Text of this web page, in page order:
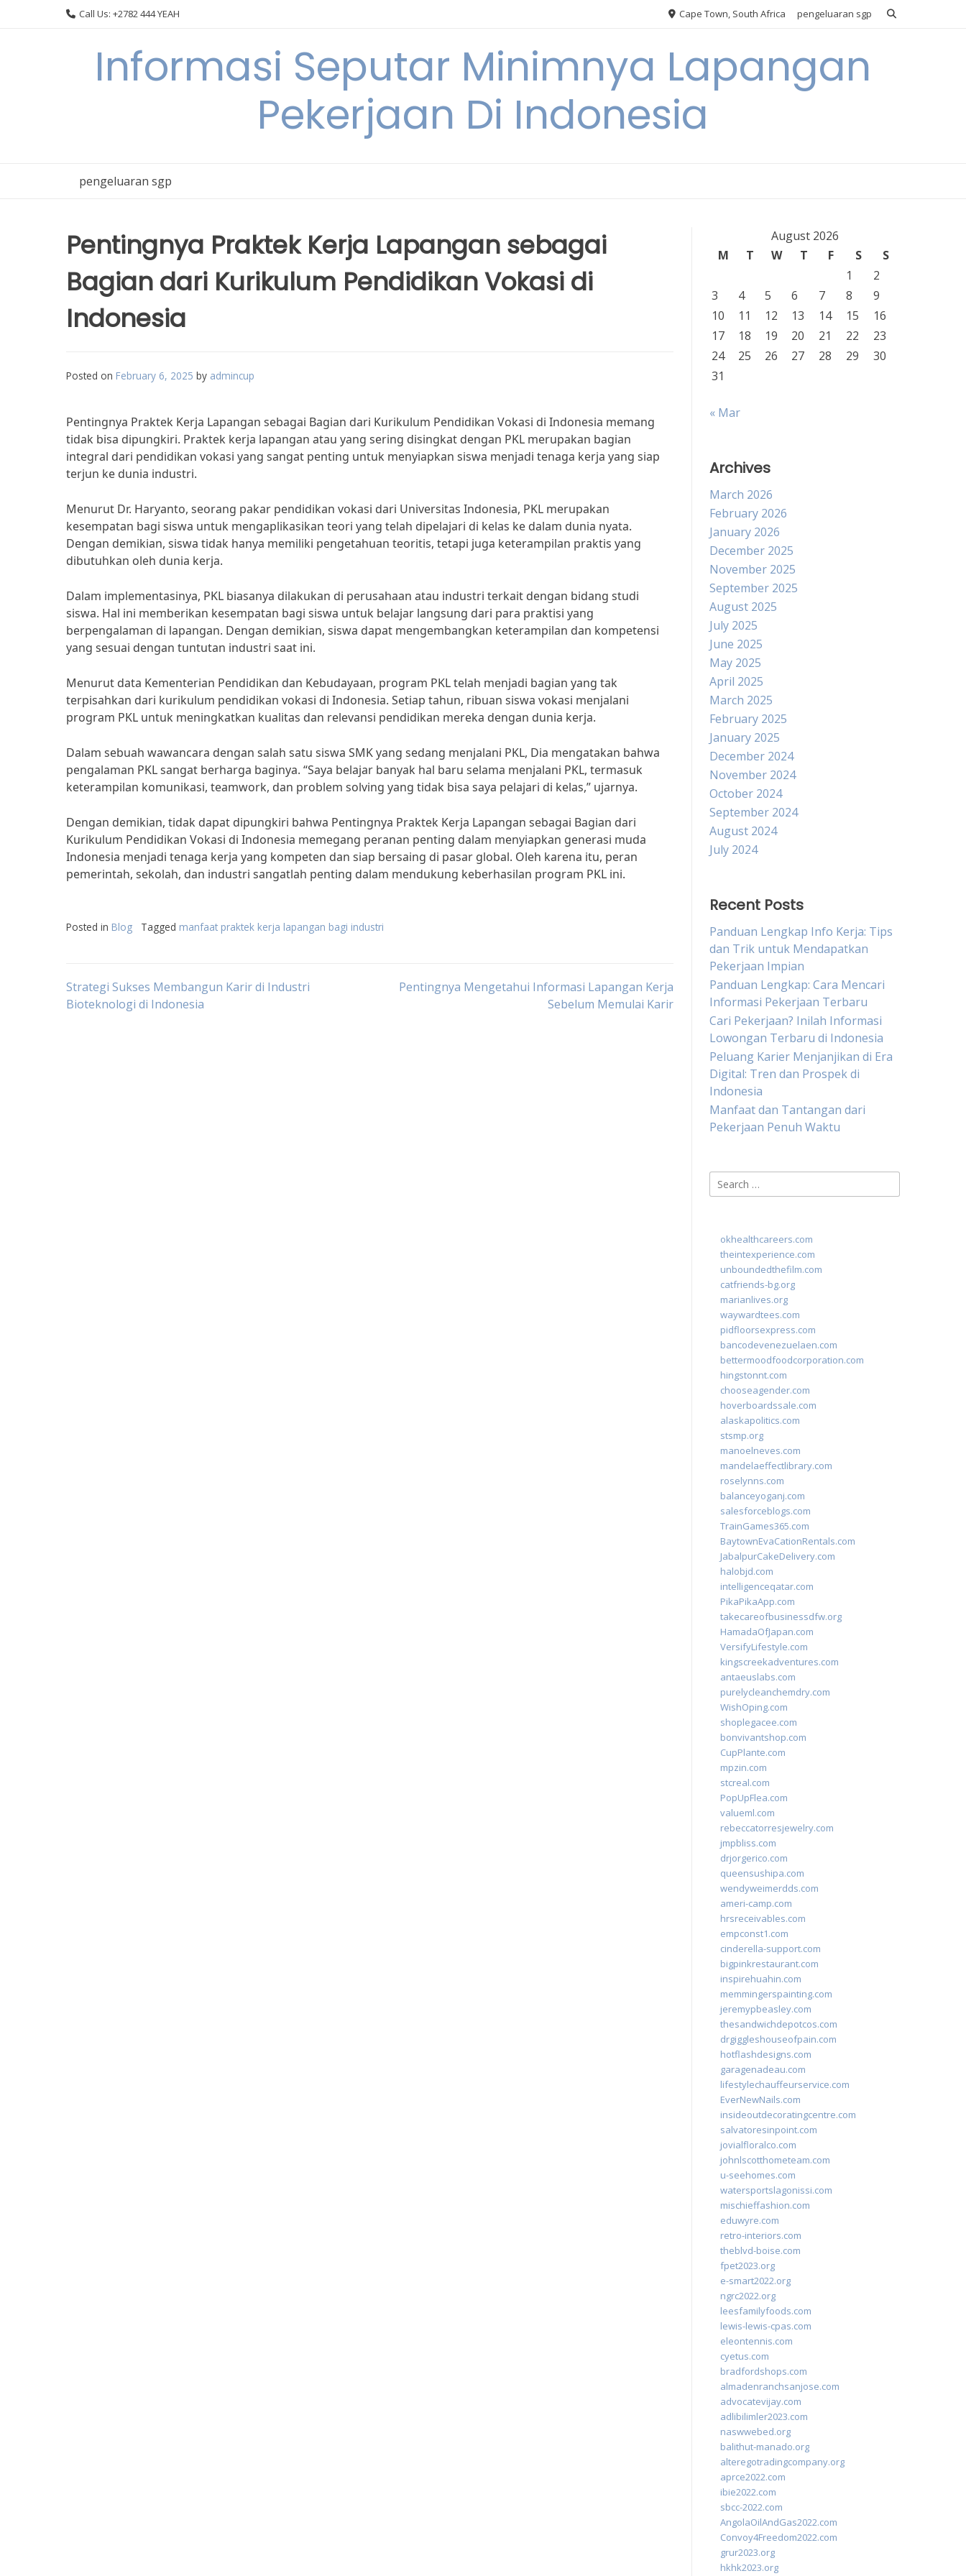
Call Us: +2782 444 YEAH Cape Town, South Africa pengeluaran sgp
Informasi Seputar Minimnya Lapangan
Pekerjaan Di Indonesia
pengeluaran sgp
Pentingnya Praktek Kerja Lapangan sebagai
Bagian dari Kurikulum Pendidikan Vokasi di
Indonesia
Posted on February 6, 2025 by admincup
Pentingnya Praktek Kerja Lapangan sebagai Bagian dari Kurikulum Pendidikan Vokasi di Indonesia memang
tidak bisa dipungkiri. Praktek kerja lapangan atau yang sering disingkat dengan PKL merupakan bagian
integral dari pendidikan vokasi yang sangat penting untuk menyiapkan siswa menjadi tenaga kerja yang siap
terjun ke dunia industri.
Menurut Dr. Haryanto, seorang pakar pendidikan vokasi dari Universitas Indonesia, PKL merupakan
kesempatan bagi siswa untuk mengaplikasikan teori yang telah dipelajari di kelas ke dalam dunia nyata.
Dengan demikian, siswa tidak hanya memiliki pengetahuan teoritis, tetapi juga keterampilan praktis yang
dibutuhkan oleh dunia kerja.
Dalam implementasinya, PKL biasanya dilakukan di perusahaan atau industri terkait dengan bidang studi
siswa. Hal ini memberikan kesempatan bagi siswa untuk belajar langsung dari para praktisi yang
berpengalaman di lapangan. Dengan demikian, siswa dapat mengembangkan keterampilan dan kompetensi
yang sesuai dengan tuntutan industri saat ini.
Menurut data Kementerian Pendidikan dan Kebudayaan, program PKL telah menjadi bagian yang tak
terpisahkan dari kurikulum pendidikan vokasi di Indonesia. Setiap tahun, ribuan siswa vokasi menjalani
program PKL untuk meningkatkan kualitas dan relevansi pendidikan mereka dengan dunia kerja.
Dalam sebuah wawancara dengan salah satu siswa SMK yang sedang menjalani PKL, Dia mengatakan bahwa
pengalaman PKL sangat berharga baginya. “Saya belajar banyak hal baru selama menjalani PKL, termasuk
keterampilan komunikasi, teamwork, dan problem solving yang tidak bisa saya pelajari di kelas,” ujarnya.
Dengan demikian, tidak dapat dipungkiri bahwa Pentingnya Praktek Kerja Lapangan sebagai Bagian dari
Kurikulum Pendidikan Vokasi di Indonesia memegang peranan penting dalam menyiapkan generasi muda
Indonesia menjadi tenaga kerja yang kompeten dan siap bersaing di pasar global. Oleh karena itu, peran
pemerintah, sekolah, dan industri sangatlah penting dalam mendukung keberhasilan program PKL ini.
Posted in Blog Tagged manfaat praktek kerja lapangan bagi industri
Post
Strategi Sukses Membangun Karir di Industri
Bioteknologi di Indonesia
Pentingnya Mengetahui Informasi Lapangan Kerja
Sebelum Memulai Karir
August 2026
M
T W T F S
S
1
2
3
4 5 6 7 8
9
10
11 12 13 14 15
16
17
18 19 20 21 22
23
24
25 26 27 28 29
30
31
« Mar
Archives
March 2026
February 2026
January 2026
December 2025
November 2025
September 2025
August 2025
July 2025
June 2025
May 2025
April 2025
March 2025
February 2025
January 2025
December 2024
November 2024
October 2024
September 2024
August 2024
July 2024
Recent Posts
Panduan Lengkap Info Kerja: Tips
dan Trik untuk Mendapatkan
Pekerjaan Impian
Panduan Lengkap: Cara Mencari
Informasi Pekerjaan Terbaru
Cari Pekerjaan? Inilah Informasi
Lowongan Terbaru di Indonesia
Peluang Karier Menjanjikan di Era
Digital: Tren dan Prospek di
Indonesia
Manfaat dan Tantangan dari
Pekerjaan Penuh Waktu
Search
for:
okhealthcareers.com
theintexperience.com
unboundedthefilm.com
catfriends-bg.org
marianlives.org
waywardtees.com
pidfloorsexpress.com
bancodevenezuelaen.com
bettermoodfoodcorporation.com
hingstonnt.com
chooseagender.com
hoverboardssale.com
alaskapolitics.com
stsmp.org
manoelneves.com
mandelaeffectlibrary.com
roselynns.com
balanceyoganj.com
salesforceblogs.com
TrainGames365.com
BaytownEvaCationRentals.com
JabalpurCakeDelivery.com
halobjd.com
intelligenceqatar.com
PikaPikaApp.com
takecareofbusinessdfw.org
HamadaOfJapan.com
VersifyLifestyle.com
kingscreekadventures.com
antaeuslabs.com
purelycleanchemdry.com
WishOping.com
shoplegacee.com
bonvivantshop.com
CupPlante.com
mpzin.com
stcreal.com
PopUpFlea.com
valueml.com
rebeccatorresjewelry.com
jmpbliss.com
drjorgerico.com
queensushipa.com
wendyweimerdds.com
ameri-camp.com
hrsreceivables.com
empconst1.com
cinderella-support.com
bigpinkrestaurant.com
inspirehuahin.com
memmingerspainting.com
jeremypbeasley.com
thesandwichdepotcos.com
drgiggleshouseofpain.com
hotflashdesigns.com
garagenadeau.com
lifestylechauffeurservice.com
EverNewNails.com
insideoutdecoratingcentre.com
salvatoresinpoint.com
jovialfloralco.com
johnlscotthometeam.com
u-seehomes.com
watersportslagonissi.com
mischieffashion.com
eduwyre.com
retro-interiors.com
theblvd-boise.com
fpet2023.org
e-smart2022.org
ngrc2022.org
leesfamilyfoods.com
lewis-lewis-cpas.com
eleontennis.com
cyetus.com
bradfordshops.com
almadenranchsanjose.com
advocatevijay.com
adlibilimler2023.com
naswwebed.org
balithut-manado.org
alteregotradingcompany.org
aprce2022.com
ibie2022.com
sbcc-2022.com
AngolaOilAndGas2022.com
Convoy4Freedom2022.com
grur2023.org
hkhk2023.org